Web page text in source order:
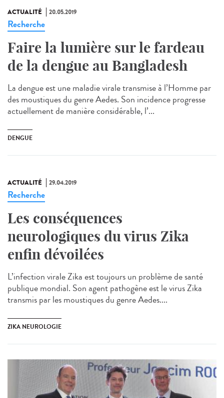
ACTUALITÉ 20.05.2019
Recherche
Faire la lumière sur le fardeau
de la dengue au Bangladesh
La dengue est une maladie virale transmise à l’Homme par
des moustiques du genre Aedes. Son incidence progresse
actuellement de manière considérable, l’...
DENGUE
ACTUALITÉ 29.04.2019
Recherche
Les conséquences
neurologiques du virus Zika
enfin dévoilées
L’infection virale Zika est toujours un problème de santé
publique mondial. Son agent pathogène est le virus Zika
transmis par les moustiques du genre Aedes....
ZIKA NEUROLOGIE